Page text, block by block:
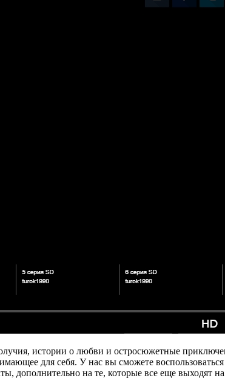
истории о любви и остросюжетные
для себя. У нас вы сможете
дополнительно на те, которые все еще выходят